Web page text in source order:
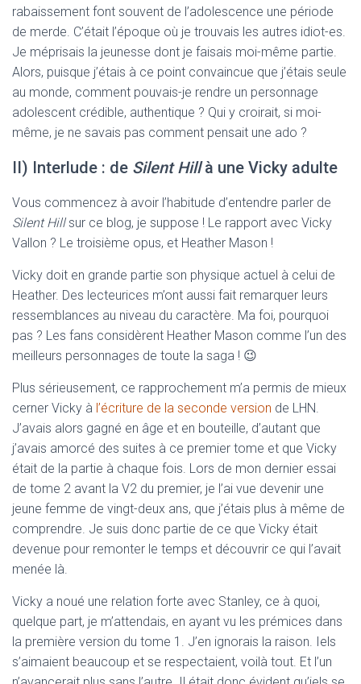
rabaissement font souvent de l’adolescence une période
de merde. C’était l’époque où je trouvais les autres idiot-es.
Je méprisais la jeunesse dont je faisais moi-même partie.
Alors, puisque j’étais à ce point convaincue que j’étais seule
au monde, comment pouvais-je rendre un personnage
adolescent crédible, authentique ? Qui y croirait, si moi-
même, je ne savais pas comment pensait une ado ?
II) Interlude : de Silent Hillà une Vicky adulte
Vous commencez à avoir l’habitude d’entendre parler de
Silent Hillsur ce blog, je suppose ! Le rapport avec Vicky
Vallon ? Le troisième opus, et Heather Mason !
Vicky doit en grande partie son physique actuel à celui de
Heather. Des lecteurices m’ont aussi fait remarquer leurs
ressemblances au niveau du caractère. Ma foi, pourquoi
pas ? Les fans considèrent Heather Mason comme l’un des
meilleurs personnages de toute la saga ! 😉
Plus sérieusement, ce rapprochement m’a permis de mieux
cerner Vicky à l’écriture de la seconde version de LHN.
J’avais alors gagné en âge et en bouteille, d’autant que
j’avais amorcé des suites à ce premier tome et que Vicky
était de la partie à chaque fois. Lors de mon dernier essai
de tome 2 avant la V2 du premier, je l’ai vue devenir une
jeune femme de vingt-deux ans, que j’étais plus à même de
comprendre. Je suis donc partie de ce que Vicky était
devenue pour remonter le temps et découvrir ce qui l’avait
menée là.
Vicky a noué une relation forte avec Stanley, ce à quoi,
quelque part, je m’attendais, en ayant vu les prémices dans
la première version du tome 1. J’en ignorais la raison. Iels
s’aimaient beaucoup et se respectaient, voilà tout. Et l’un